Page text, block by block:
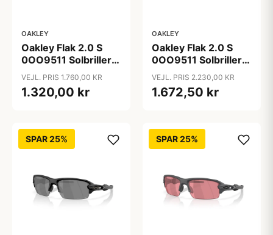
OAKLEY
Oakley Flak 2.0 S
0OO9511 Solbriller -
Firkantede Hvid
Spejlede Linser
VEJL. PRIS 1.760,00 KR
1.320,00 kr
OAKLEY
Oakley Flak 2.0 S
0OO9511 Solbriller -
Firkantede Sort
Polariserede og
Spejlvendte Linser
VEJL. PRIS 2.230,00 KR
1.672,50 kr
SPAR 25% SPAR 25%